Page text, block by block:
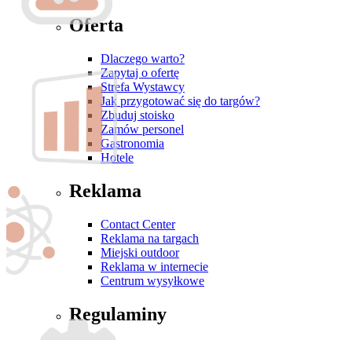
Oferta
Dlaczego warto?
Zapytaj o ofertę
Strefa Wystawcy
Jak przygotować się do targów?
Zbuduj stoisko
Zamów personel
Gastronomia
Hotele
Reklama
Contact Center
Reklama na targach
Miejski outdoor
Reklama w internecie
Centrum wysyłkowe
Regulaminy